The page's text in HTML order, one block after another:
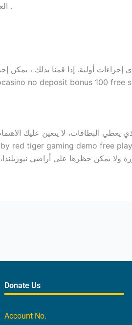
العديد من خيارات الدفع، ولكن الأسواق المختلفة أيضا .
أولية. إذا قمنا بذلك ، يمكن
الذي يعطي البطاقات، لا يتعين عليك
ولا يمكن حظرها على أراضي
Donate Us
Account No.